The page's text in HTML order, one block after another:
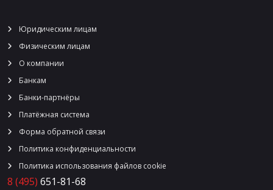
Юридическим лицам
Физическим лицам
О компании
Банкам
Банки-партнёры
Платёжная система
Форма обратной связи
Политика конфиденциальности
Политика использования файлов cookie
8 (495) 651-81-68